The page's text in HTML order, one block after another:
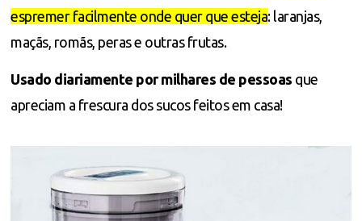
espremer facilmente onde quer que esteja: laranjas,
maçãs, romãs, peras e outras frutas.
Usado diariamente por milhares de pessoas que
apreciam a frescura dos sucos feitos em casa!